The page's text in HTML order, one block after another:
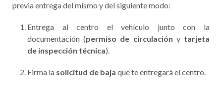
previa entrega del mismo y del siguiente modo:
Entrega al centro el vehículo junto con la
documentación (permiso de circulación y tarjeta
de inspección técnica).
Firma la solicitud de baja que te entregará el centro.